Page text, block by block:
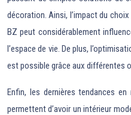
décoration. Ainsi, l’impact du
BZ peut considérablement
l’espace de vie. De plus,
est possible grâce aux différentes
Enfin, les dernières tendances
permettent d’avoir un intérieur